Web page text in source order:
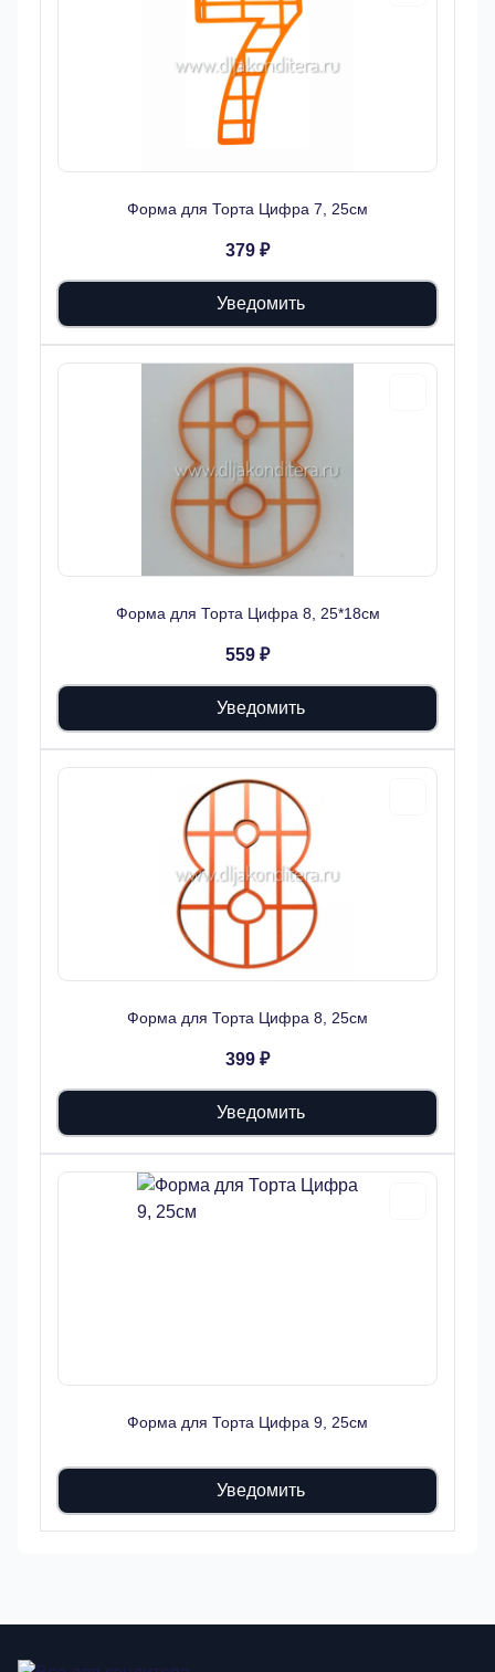
Форма для Торта Цифра 7, 25см
379 ₽
Уведомить
Форма для Торта Цифра 8, 25*18см
559 ₽
Уведомить
Форма для Торта Цифра 8, 25см
399 ₽
Уведомить
Форма для Торта Цифра 9, 25см
Уведомить